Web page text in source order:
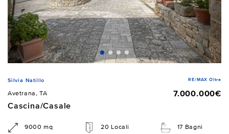
Silvia Natillo RE/MAX Oltre
Avetrana, TA
7.000.000€
Cascina/Casale
9000 mq 20 Locali 17 Bagni